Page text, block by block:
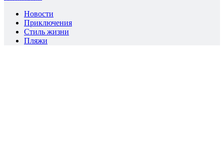
Новости
Приключения
Стиль жизни
Пляжи